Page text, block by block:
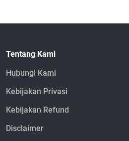
Tentang Kami
Hubungi Kami
Kebijakan Privasi
Kebijakan Refund
Disclaimer